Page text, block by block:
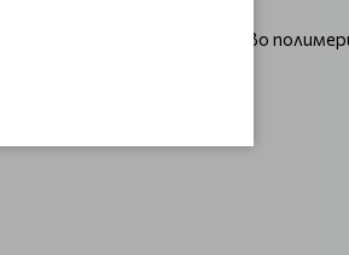
втори слой и отново